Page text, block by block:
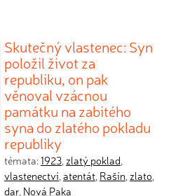
Skutečný vlastenec: Syn
položil život za
republiku, on pak
věnoval vzácnou
památku na zabitého
syna do zlatého pokladu
republiky
témata:1923, zlatý poklad,
vlastenectví,atentát, Rašín, zlato,
dar, Nová Paka